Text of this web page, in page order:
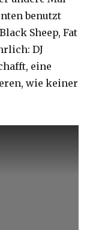
benutzt
Sheep, Fat
DJ
eine
wie keiner